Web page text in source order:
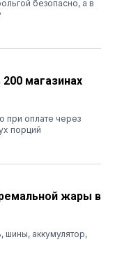
безопасно, а в
магазинах
при оплате через
порций
жары в
шины, аккумулятор,